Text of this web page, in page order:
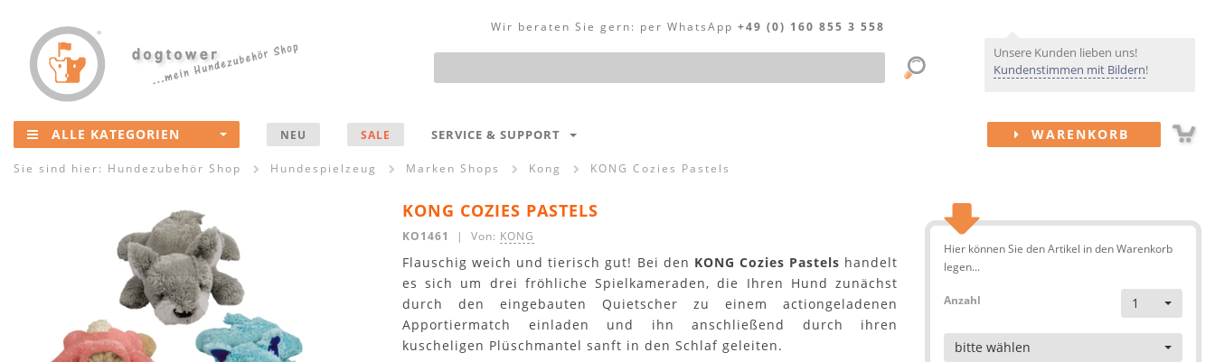
Unsere Kunden lieben uns!
Kundenstimmen mit Bildern!
Wir beraten Sie gern: per WhatsApp +49 (0) 160 855 3 558
Produktsuche
ALLE KATEGORIEN NEU SALE SERVICE & SUPPORT WARENKORB
Sie sind hier: Hundezubehör Shop Hundespielzeug Marken Shops Kong KONG Cozies Pastels
KONG COZIES PASTELS
KO1461 | Von: KONG
Flauschig weich und tierisch gut! Bei den KONG Cozies Pastels handelt
es sich um drei fröhliche Spielkameraden, die Ihren Hund zunächst
durch den eingebauten Quietscher zu einem actiongeladenen
Apportiermatch einladen und ihn anschließend durch ihren
kuscheligen Plüschmantel sanft in den Schlaf geleiten.
Hier können Sie den Artikel in den Warenkorb
legen...
Anzahl 1
Artikel
bitte wählen